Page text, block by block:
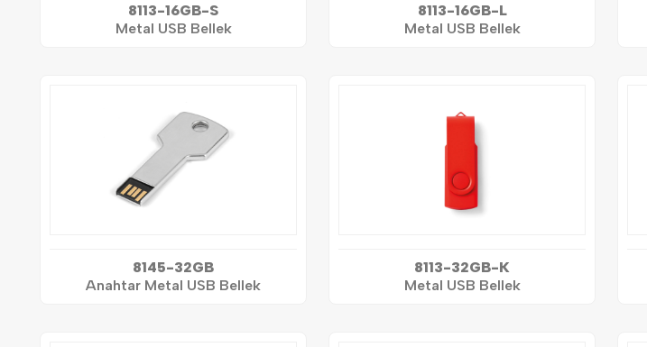
8113-16GB-S
Metal USB Bellek
8113-16GB-L
Metal USB Bellek
8145-32GB
Anahtar Metal USB Bellek
8113-32GB-K
Metal USB Bellek